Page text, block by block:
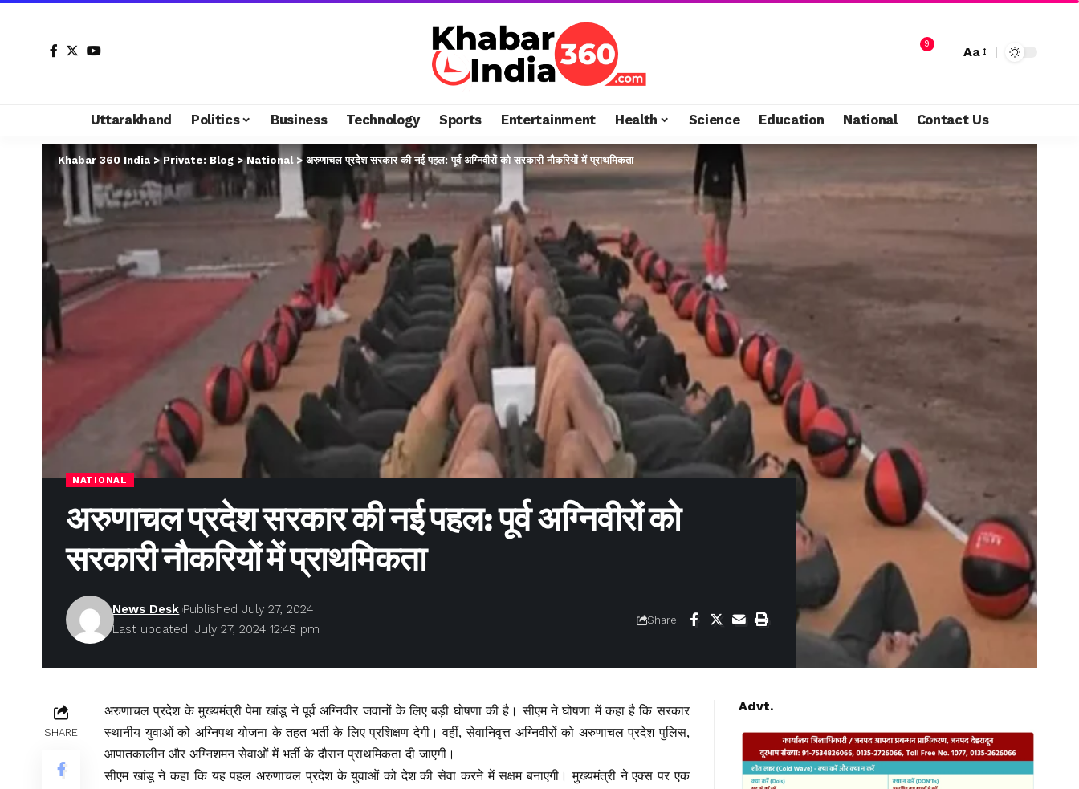
9
Aa
Uttarakhand Politics Business Technology Sports Entertainment Health Science Education National Contact Us
Khabar 360 India >Private: Blog >National> अरुणाचल प्रदेश सरकार की नई पहल: पूर्व अग्निवीरों को सरकारी नौकरियों में प्राथमिकता
NATIONAL
अरुणाचल प्रदेश सरकार की नई पहल: पूर्व अग्निवीरों को
सरकारी नौकरियों में प्राथमिकता
Last updated: July 27, 2024 12:48 pm
News Desk Published July 27, 2024
Share
SHARE
अरुणाचल प्रदेश के मुख्यमंत्री पेमा खांडू ने पूर्व अग्निवीर जवानों के लिए बड़ी घोषणा की है। सीएम ने घोषणा में कहा है कि सरकार
स्थानीय युवाओं को अग्निपथ योजना के तहत भर्ती के लिए प्रशिक्षण देगी। वहीं, सेवानिवृत्त अग्निवीरों को अरुणाचल प्रदेश पुलिस,
आपातकालीन और अग्निशमन सेवाओं में भर्ती के दौरान प्राथमिकता दी जाएगी।
सीएम खांडू ने कहा कि यह पहल अरुणाचल प्रदेश के युवाओं को देश की सेवा करने में सक्षम बनाएगी। मुख्यमंत्री ने एक्स पर एक
Advt.